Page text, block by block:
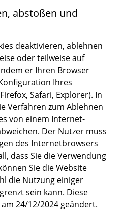
abstoßen und
deaktivieren, ablehnen
oder teilweise auf
er Ihren Browser
Ihres
Safari, Explorer). In
Verfahren zum Ablehnen
von einem Internet-
Der Nutzer muss
des Internetbrowsers
dass Sie die Verwendung
Sie die Website
die Nutzung einiger
sein kann. Diese
24/12/2024 geändert.